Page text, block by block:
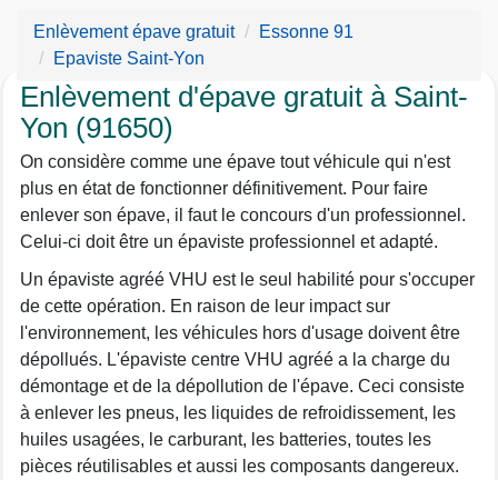
Enlèvement épave gratuit
Essonne 91
Epaviste Saint-Yon
Enlèvement d'épave gratuit à Saint-
Yon (91650)
On considère comme une épave tout véhicule qui n'est
plus en état de fonctionner définitivement. Pour faire
enlever son épave, il faut le concours d'un professionnel.
Celui-ci doit être un épaviste professionnel et adapté.
Un épaviste agréé VHU est le seul habilité pour s'occuper
de cette opération. En raison de leur impact sur
l'environnement, les véhicules hors d'usage doivent être
dépollués. L'épaviste centre VHU agréé a la charge du
démontage et de la dépollution de l'épave. Ceci consiste
à enlever les pneus, les liquides de refroidissement, les
huiles usagées, le carburant, les batteries, toutes les
pièces réutilisables et aussi les composants dangereux.